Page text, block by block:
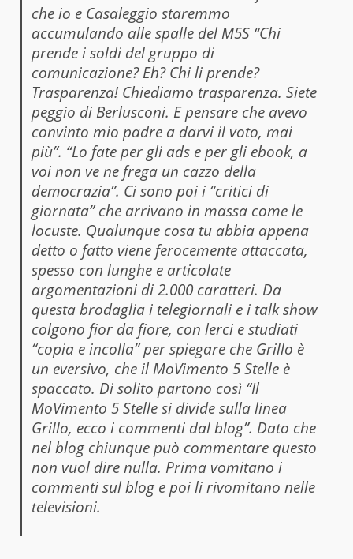
che io e Casaleggio staremmo
accumulando alle spalle del M5S “Chi
prende i soldi del gruppo di
comunicazione? Eh? Chi li prende?
Trasparenza! Chiediamo trasparenza. Siete
peggio di Berlusconi. E pensare che avevo
convinto mio padre a darvi il voto, mai
più”. “Lo fate per gli ads e per gli ebook, a
voi non ve ne frega un cazzo della
democrazia”. Ci sono poi i “critici di
giornata” che arrivano in massa come le
locuste. Qualunque cosa tu abbia appena
detto o fatto viene ferocemente attaccata,
spesso con lunghe e articolate
argomentazioni di 2.000 caratteri. Da
questa brodaglia i telegiornali e i talk show
colgono fior da fiore, con lerci e studiati
“copia e incolla” per spiegare che Grillo è
un eversivo, che il MoVimento 5 Stelle è
spaccato. Di solito partono così “Il
MoVimento 5 Stelle si divide sulla linea
Grillo, ecco i commenti dal blog”. Dato che
nel blog chiunque può commentare questo
non vuol dire nulla. Prima vomitano i
commenti sul blog e poi li rivomitano nelle
televisioni.